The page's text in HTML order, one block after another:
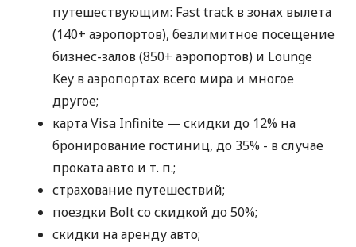
путешествующим: Fast track в зонах вылета
(140+ аэропортов), безлимитное посещение
бизнес-залов (850+ аэропортов) и Lounge
Key в аэропортах всего мира и многое
другое;
карта Visa Infinite — скидки до 12% на
бронирование гостиниц, до 35% - в случае
проката авто и т. п.;
страхование путешествий;
поездки Bolt со скидкой до 50%;
скидки на аренду авто;